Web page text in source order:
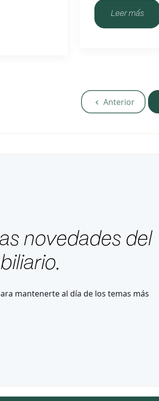
Leer más
Anterior
novedades del
mantenerte al día de los temas más